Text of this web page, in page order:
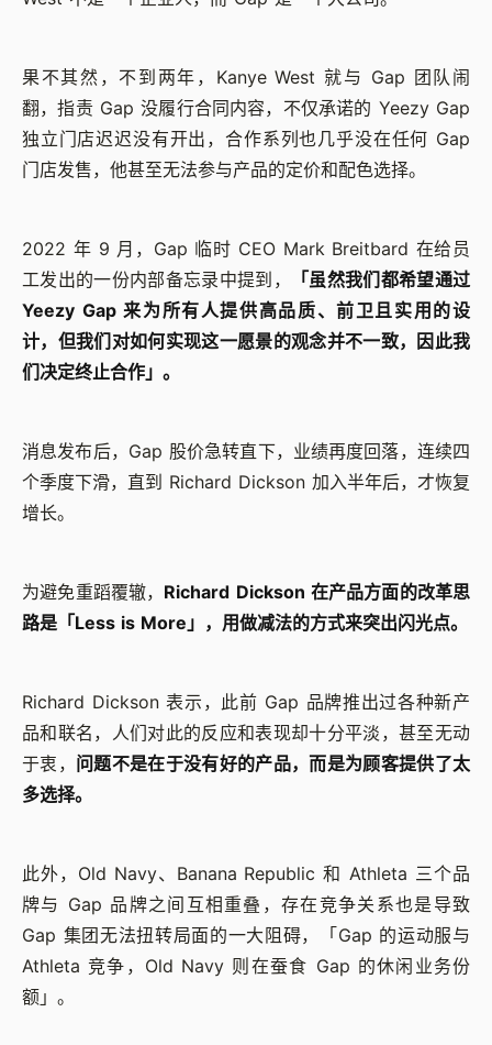
果不其然，不到两年，Kanye West 就与 Gap 团队闹
翻，指责 Gap 没履行合同内容，不仅承诺的 Yeezy Gap
独立门店迟迟没有开出，合作系列也几乎没在任何 Gap
门店发售，他甚至无法参与产品的定价和配色选择。
2022 年 9 月，Gap 临时 CEO Mark Breitbard 在给员
工发出的一份内部备忘录中提到，
「虽然我们都希望通过
Yeezy Gap 来为所有人提供高品质、前卫且实用的设
计，但我们对如何实现这一愿景的观念并不一致，因此我
们决定终止合作」。
消息发布后，Gap 股价急转直下，业绩再度回落，连续四
个季度下滑，直到 Richard Dickson 加入半年后，才恢复
增长。
为避免重蹈覆辙， Richard Dickson 在产品方面的改革思
路是「Less is More」，用做减法的方式来突出闪光点。
Richard Dickson 表示，此前 Gap 品牌推出过各种新产
品和联名，人们对此的反应和表现却十分平淡，甚至无动
于衷， 问题不是在于没有好的产品，而是为顾客提供了太
多选择。
此外，Old Navy、Banana Republic 和 Athleta 三个品
牌与 Gap 品牌之间互相重叠，存在竞争关系也是导致
Gap 集团无法扭转局面的一大阻碍，「Gap 的运动服与
Athleta 竞争，Old Navy 则在蚕食 Gap 的休闲业务份
额」。